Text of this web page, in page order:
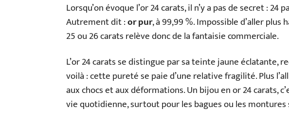
Lorsqu’on évoque l’or 24 carats, il n’y a pas de secret : 24
Autrement dit :or pur, à 99,99 %. Impossible d’aller
25 ou 26 carats relève donc de la fantaisie commerciale.
L’or 24 carats se distingue par sa teinte jaune éclatante,
voilà : cette pureté se paie d’une relative fragilité. Plus
aux chocs et aux déformations. Un bijou en or 24 carats,
vie quotidienne, surtout pour les bagues ou les